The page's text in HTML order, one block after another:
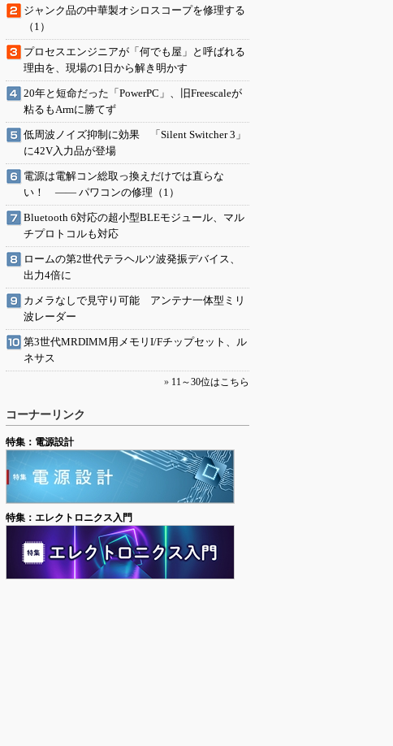
ジャンク品の中華製オシロスコープを修理する
（1）
プロセスエンジニアが「何でも屋」と呼ばれる
理由を、現場の1日から解き明かす
20年と短命だった「PowerPC」、旧Freescaleが
粘るもArmに勝てず
低周波ノイズ抑制に効果 「Silent Switcher 3」
に42V入力品が登場
電源は電解コン総取っ換えだけでは直らな
い！ ―― パワコンの修理（1）
Bluetooth 6対応の超小型BLEモジュール、マル
チプロトコルも対応
ロームの第2世代テラヘルツ波発振デバイス、
出力4倍に
カメラなしで見守り可能 アンテナ一体型ミリ
波レーダー
第3世代MRDIMM用メモリI/Fチップセット、ル
ネサス
» 11～30位はこちら
コーナーリンク
特集：電源設計
特集：エレクトロニクス入門